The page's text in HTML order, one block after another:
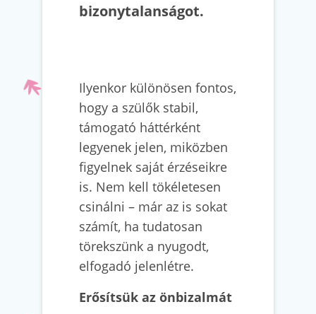
bizonytalanságot.
Ilyenkor különösen fontos,
hogy a szülők stabil,
támogató háttérként
legyenek jelen, miközben
figyelnek saját érzéseikre
is. Nem kell tökéletesen
csinálni – már az is sokat
számít, ha tudatosan
törekszünk a nyugodt,
elfogadó jelenlétre.
Erősítsük az önbizalmát